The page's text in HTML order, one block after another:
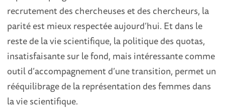
recrutement des chercheuses et des chercheurs, la
parité est mieux respectée aujourd’hui. Et dans le
reste de la vie scientifique, la politique des quotas,
insatisfaisante sur le fond, mais intéressante comme
outil d’accompagnement d’une transition, permet un
rééquilibrage de la représentation des femmes dans
la vie scientifique.